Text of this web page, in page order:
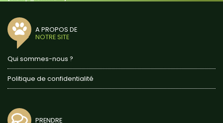
A PROPOS DE
NOTRE SITE
Qui sommes-nous ?
Politique de confidentialité
PRENDRE